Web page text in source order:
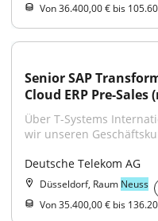
Von 36.400,00 € bis
Senior SAP
Cloud ERP Pre-
Über T-Systems
wir unseren
Deutsche Telekom AG
Düsseldorf, Raum Neuss
Von 35.400,00 € bis